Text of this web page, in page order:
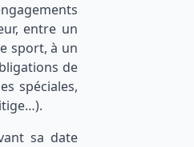
entre un
sport, à un
de
spéciales,
sa date